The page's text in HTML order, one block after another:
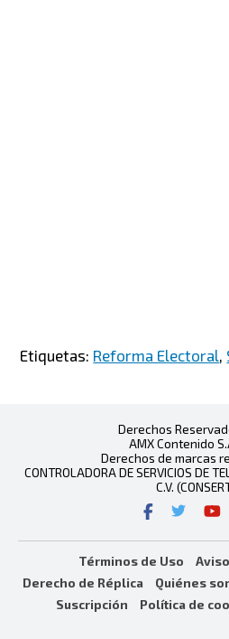
Etiquetas: Reforma Electoral,
Derechos
AMX Contenido
Derechos de marcas
CONTROLADORA DE SERVICIOS DE
C.V.
Términos de Uso
Derecho de Réplica
Quiénes
Suscripción
Política de